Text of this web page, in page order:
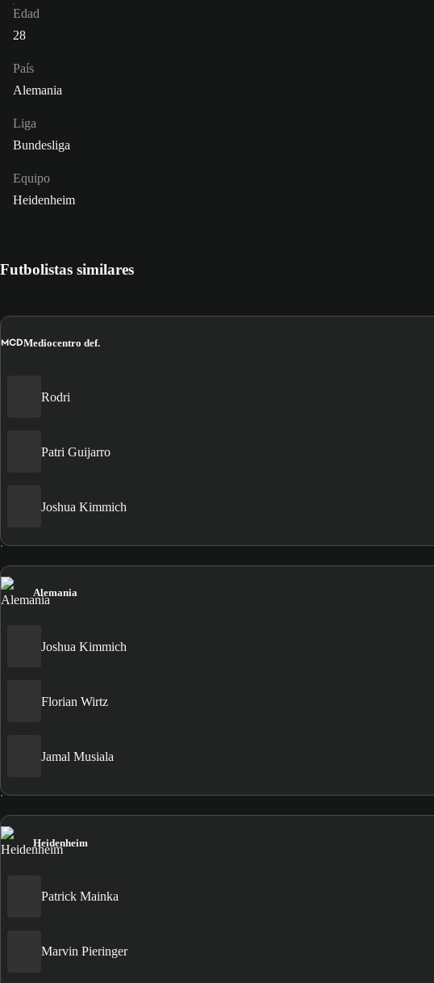
Edad
28
País
Alemania
Liga
Bundesliga
Equipo
Heidenheim
Futbolistas similares
MCDMediocentro def.
Rodri
Patri Guijarro
Joshua Kimmich
Alemania
Joshua Kimmich
Florian Wirtz
Jamal Musiala
Heidenheim
Patrick Mainka
Marvin Pieringer